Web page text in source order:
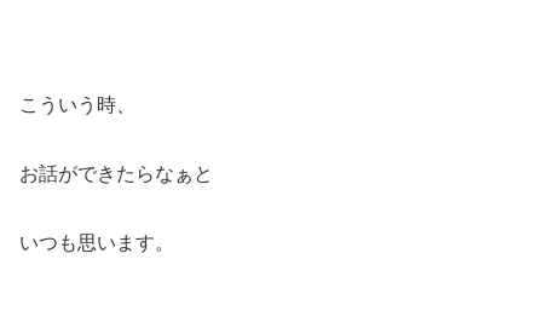
こういう時、
お話ができたらなぁと
いつも思います。